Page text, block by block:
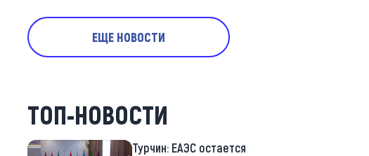
ЕЩЕ НОВОСТИ
ТОП-НОВОСТИ
Турчин: ЕАЭС остается